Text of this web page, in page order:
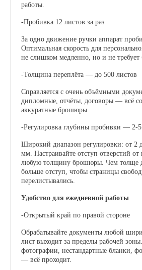
работы.
-Пробивка 12 листов за раз
За одно движение ручки аппарат
Оптимальная скорость для
не слишком медленно, но и не требует
-Толщина переплёта — до 500 листов
Справляется с очень объёмными
дипломные, отчёты, договоры — всё
аккуратные брошюры.
-Регулировка глубины пробивки — 2-
Широкий диапазон регулировки: от 2
мм. Настраивайте отступ отверстий от
любую толщину брошюры. Чем толще
больше отступ, чтобы страницы
перелистывались.
Удобство для ежедневной работы
-Открытый край по правой стороне
Обрабатывайте документы любой
лист выходит за пределы рабочей
фотографии, нестандартные бланки,
— всё проходит.